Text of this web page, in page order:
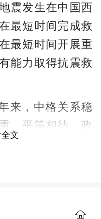
震发生在中国西
最短时间完成救
最短时间开展重
能力取得抗震救
来，中格关系稳
、平等相待，政
域务实合作成果
文